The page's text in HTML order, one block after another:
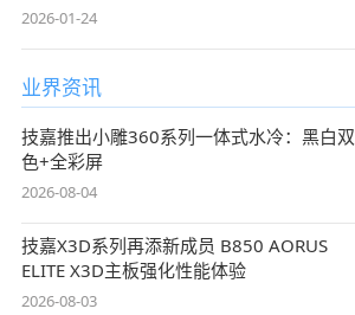
2026-01-24
业界资讯
技嘉推出小雕360系列一体式水冷：黑白双
色+全彩屏
2026-08-04
技嘉X3D系列再添新成员 B850 AORUS
ELITE X3D主板强化性能体验
2026-08-03